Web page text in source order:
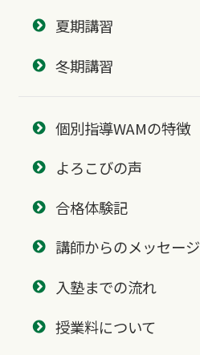
夏期講習
冬期講習
個別指導WAMの特徴
よろこびの声
合格体験記
講師からのメッセージ
入塾までの流れ
授業料について